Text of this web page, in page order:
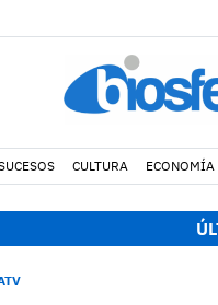
CULTURA ECONOMÍA